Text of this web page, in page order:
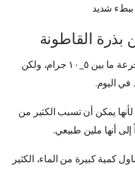
شديد
القاطونة
من الممكن تناول بذرة القاطونه بجرعة ما بين ٥_١٠ جرام، ولكن
اليوم.
يمكن أن تسبب الكثير من
أنها ملين طبيعي.
كمية كبيرة من الماء، الكثير